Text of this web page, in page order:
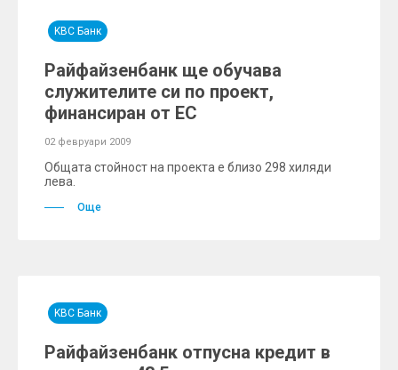
KBC Банк
Райфайзенбанк ще обучава
служителите си по проект,
финансиран от ЕС
02 февруари 2009
Общата стойност на проекта е близо 298 хиляди
лева.
Още
KBC Банк
Райфайзенбанк отпусна кредит в